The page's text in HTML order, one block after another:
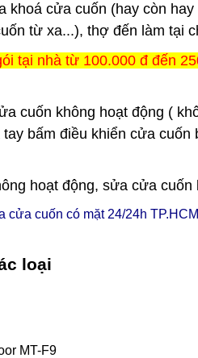
khoá cửa cuốn (hay còn
từ xa...), thợ đến làm tại
tại nhà từ 100.000 đ đến
cuốn không hoạt động (
bấm điều khiển cửa
hoạt động, sửa cửa cuốn
cửa cuốn có mặt 24/24h
loại
MT-F9